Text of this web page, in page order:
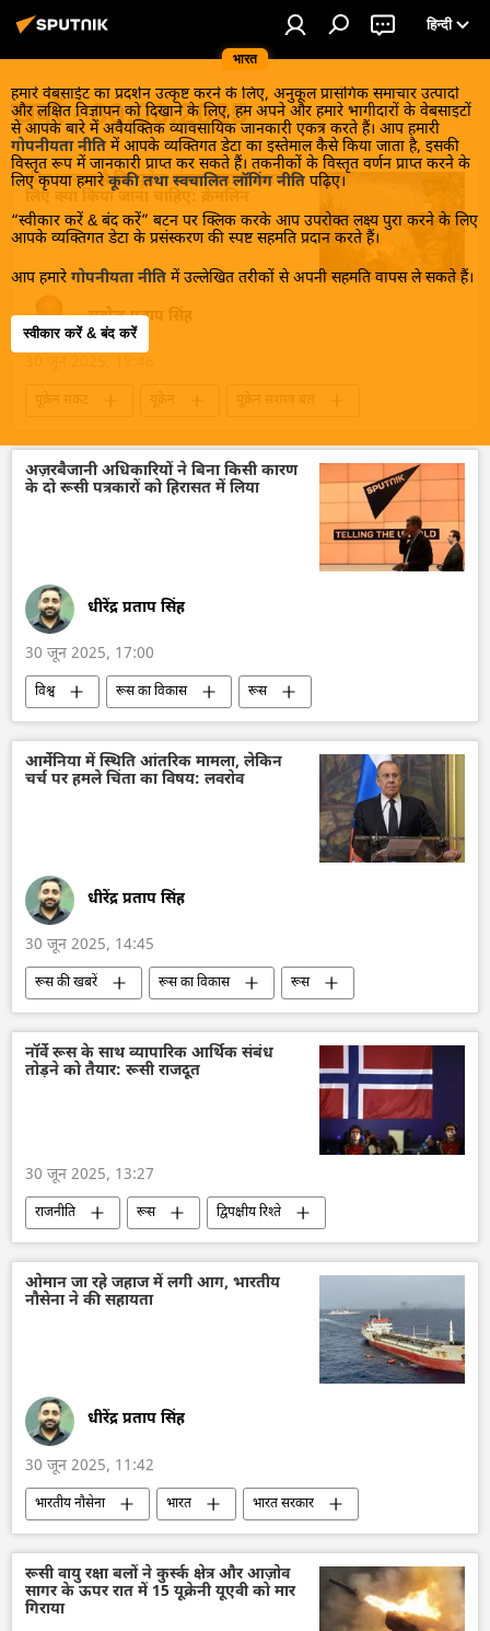
भारत
हिन्दी
हमारे वेबसाईट का प्रदर्शन उत्कृष्ट करने के लिए, अनुकूल प्रासंगिक समाचार उत्पादों
और लक्षित विज्ञापन को दिखाने के लिए, हम अपने और हमारे भागीदारों के वेबसाइटों
से आपके बारे में अवैयक्तिक व्यावसायिक जानकारी एकत्र करते हैं। आप हमारी
गोपनीयता नीति में आपके व्यक्तिगत डेटा का इस्तेमाल कैसे किया जाता है, इसकी
विस्तृत रूप में जानकारी प्राप्त कर सकते हैं। तकनीकों के विस्तृत वर्णन प्राप्त करने के
लिए कृपया हमारे कूकी तथा स्वचालित लॉगिंग नीति पढ़िए।
“स्वीकार करें & बंद करें” बटन पर क्लिक करके आप उपरोक्त लक्ष्य पुरा करने के लिए
आपके व्यक्तिगत डेटा के प्रसंस्करण की स्पष्ट सहमति प्रदान करते हैं।
आप हमारे गोपनीयता नीति में उल्लेखित तरीकों से अपनी सहमति वापस ले सकते हैं।
स्वीकार करें & बंद करें
खबरें - 30.06.2025
कीव जानता है कि यूक्रेन संकट समाप्त करने के
लिए क्या किया जाना चाहिए: क्रेमलिन
सत्येन्द्र प्रताप सिंह
यूक्रेन संकट यूक्रेन
यूक्रेन सशस्त्र बल
क्रेमलिन के प्रवक्ता दिमित्री पेसकोव
विदेश मंत्रालय
रूसी विदेश मंत्रालय
अज़रबैजानी अधिकारियों ने बिना किसी कारण
के दो रूसी पत्रकारों को हिरासत में लिया
धीरेंद्र प्रताप सिंह
30 जून 2025, 17:00
विश्व रूस का विकास
रूस
मास्को
अजरबैजान
सामाजिक मीडिया
Sputnik
रूसी विदेश मंत्रालय
मारिया ज़खारोवा
आर्मेनिया में स्थिति आंतरिक मामला, लेकिन
चर्च पर हमले चिंता का विषय: लवरोव
धीरेंद्र प्रताप सिंह
30 जून 2025, 14:45
रूस की खबरें रूस का विकास
रूस
मास्को
सर्गे लवरोव
रूसी विदेश मंत्रालय
आर्मेनिया
ओथडोक्स चर्च ईसाई धर्म
नॉर्वे रूस के साथ व्यापारिक आर्थिक संबंध
तोड़ने को तैयार: रूसी राजदूत
30 जून 2025, 13:27
राजनीति रूस
द्विपक्षीय रिश्ते
प्रतिबंध
नॉर्वे
द्विपक्षीय व्यापार
व्लादिमीर पुतिन
ओमान जा रहे जहाज में लगी आग, भारतीय
नौसेना ने की सहायता
धीरेंद्र प्रताप सिंह
30 जून 2025, 11:42
भारतीय नौसेना भारत
भारत सरकार
भारत का विकास
दिल्ली
ओमान
गुजरात
जहाजी बेड़ा राजनीति
रूसी वायु रक्षा बलों ने कुर्स्क क्षेत्र और आज़ोव
सागर के ऊपर रात में 15 यूक्रेनी यूएवी को मार
गिराया